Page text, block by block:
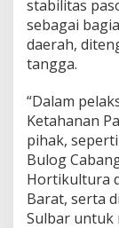
stabilitas
sebagai
daerah,
tangga.
“Dalam
Ketahanan
pihak,
Bulog
Hortikultura
Barat, serta
Sulbar untuk